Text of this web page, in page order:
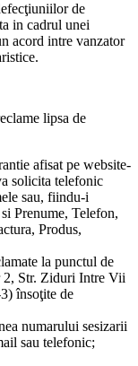
de
in cadrul unei
acord intre vanzator
lipsa de
afisat pe website-
solicita telefonic
sau, fiindu-i
Prenume, Telefon,
Produs,
la punctul de
2, Str. Ziduri Intre Vii
însoţite de
numarului sesizarii
sau telefonic;